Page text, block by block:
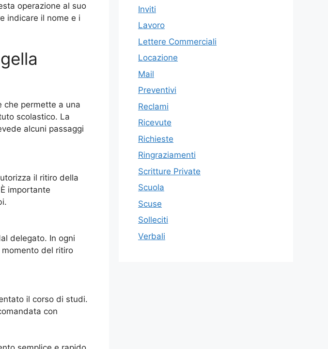
operazione al suo
indicare il nome e i
che permette a una
scolastico. La
alcuni passaggi
il ritiro della
importante
delegato. In ogni
del ritiro
il corso di studi.
con
Inviti
Lavoro
Lettere Commerciali
Locazione
Mail
Preventivi
Reclami
Ricevute
Richieste
Ringraziamenti
Scritture Private
Scuola
Scuse
Solleciti
Verbali